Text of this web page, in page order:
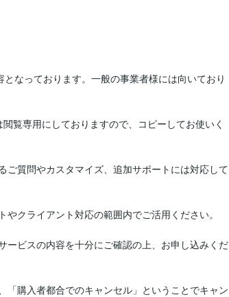
なっております。一般の事業者様には向いており
覧専用にしておりますので、コピーしてお使いく
ご質問やカスタマイズ、追加サポートには対応して
クライアント対応の範囲内でご活用ください。
ービスの内容を十分にご確認の上、お申し込みくだ
「購入者都合でのキャンセル」ということでキャン